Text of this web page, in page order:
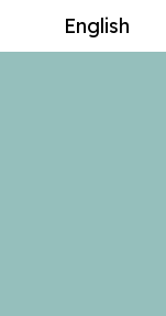
English